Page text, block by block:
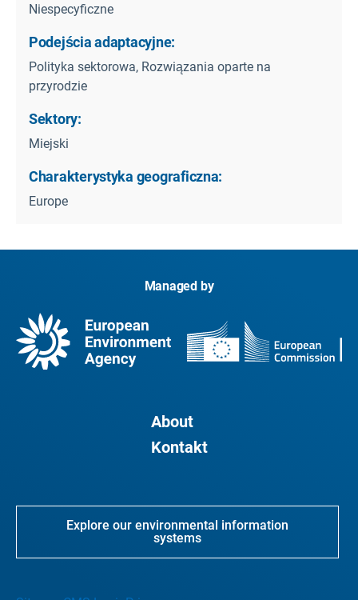
Niespecyficzne
Podejścia adaptacyjne:
Polityka sektorowa, Rozwiązania oparte na
przyrodzie
Sektory:
Miejski
Charakterystyka geograficzna:
Europe
Managed by
About
Kontakt
Explore our environmental information
systems